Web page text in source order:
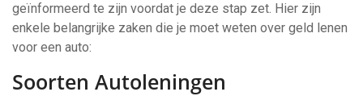
geïnformeerd te zijn voordat je deze stap zet. Hier zijn
enkele belangrijke zaken die je moet weten over geld lenen
voor een auto:
Soorten Autoleningen